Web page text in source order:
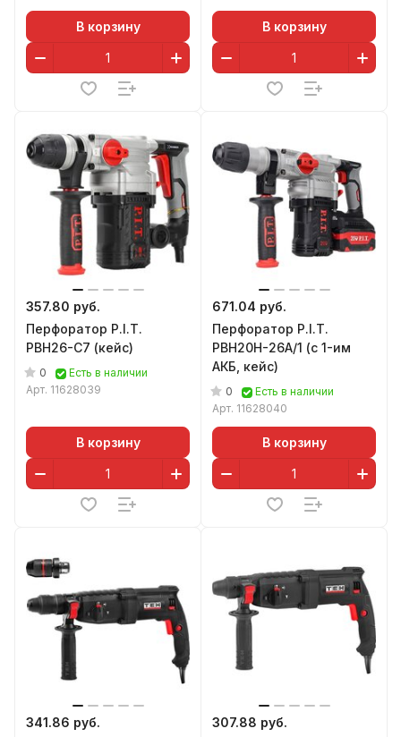
В корзину В корзину
357.80 руб.
Перфоратор P.I.T.
PBH26-C7 (кейс)
0
Есть в наличии
Арт. 11628039
В корзину
671.04 руб.
Перфоратор P.I.T.
PBH20H-26A/1 (с 1-им
АКБ, кейс)
0
Есть в наличии
Арт. 11628040
В корзину
341.86 руб.
307.88 руб.